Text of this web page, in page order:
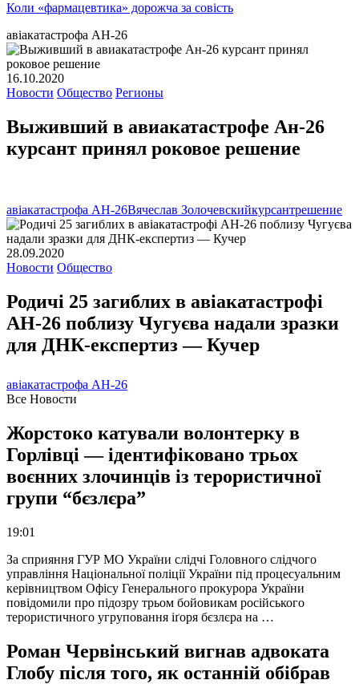
Коли «фармацевтика» дорожча за совість
авіакатастрофа АН-26
16.10.2020
Новости Общество Регионы
Выживший в авиакатастрофе Ан-26
курсант принял роковое решение
авіакатастрофа АН-26Вячеслав Золочевскийкурсантрешение
28.09.2020
Новости Общество
Родичі 25 загиблих в авіакатастрофі
АН-26 поблизу Чугуєва надали зразки
для ДНК-експертиз — Кучер
авіакатастрофа АН-26
Все Новости
Жорстоко катували волонтерку в
Горлівці — ідентифіковано трьох
воєнних злочинців із терористичної
групи “бєзлєра”
19:01
За сприяння ГУР МО України слідчі Головного слідчого
управління Національної поліції України під процесуальним
керівництвом Офісу Генерального прокурора України
повідомили про підозру трьом бойовикам російського
терористичного угруповання іґоря бєзлєра на …
Роман Червінський вигнав адвоката
Глобу після того, як останній обібрав